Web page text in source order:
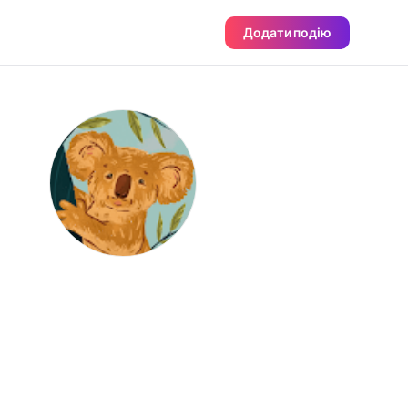
Додати подію